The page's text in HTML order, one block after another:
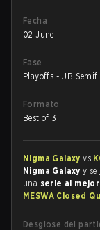
Fecha
02 June
Fase
Playoffs - UB
Formato
Best of 3
Nigma Galaxyvs
Nigma Galaxyy se
una serie al
MESWA Closed
Desglose del